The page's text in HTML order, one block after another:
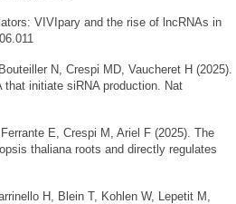
VIVIpary and the rise of lncRNAs in
N, Crespi MD, Vaucheret H (2025).
initiate siRNA production. Nat
E, Crespi M, Ariel F (2025). The
thaliana roots and directly regulates
H, Blein T, Kohlen W, Lepetit M,